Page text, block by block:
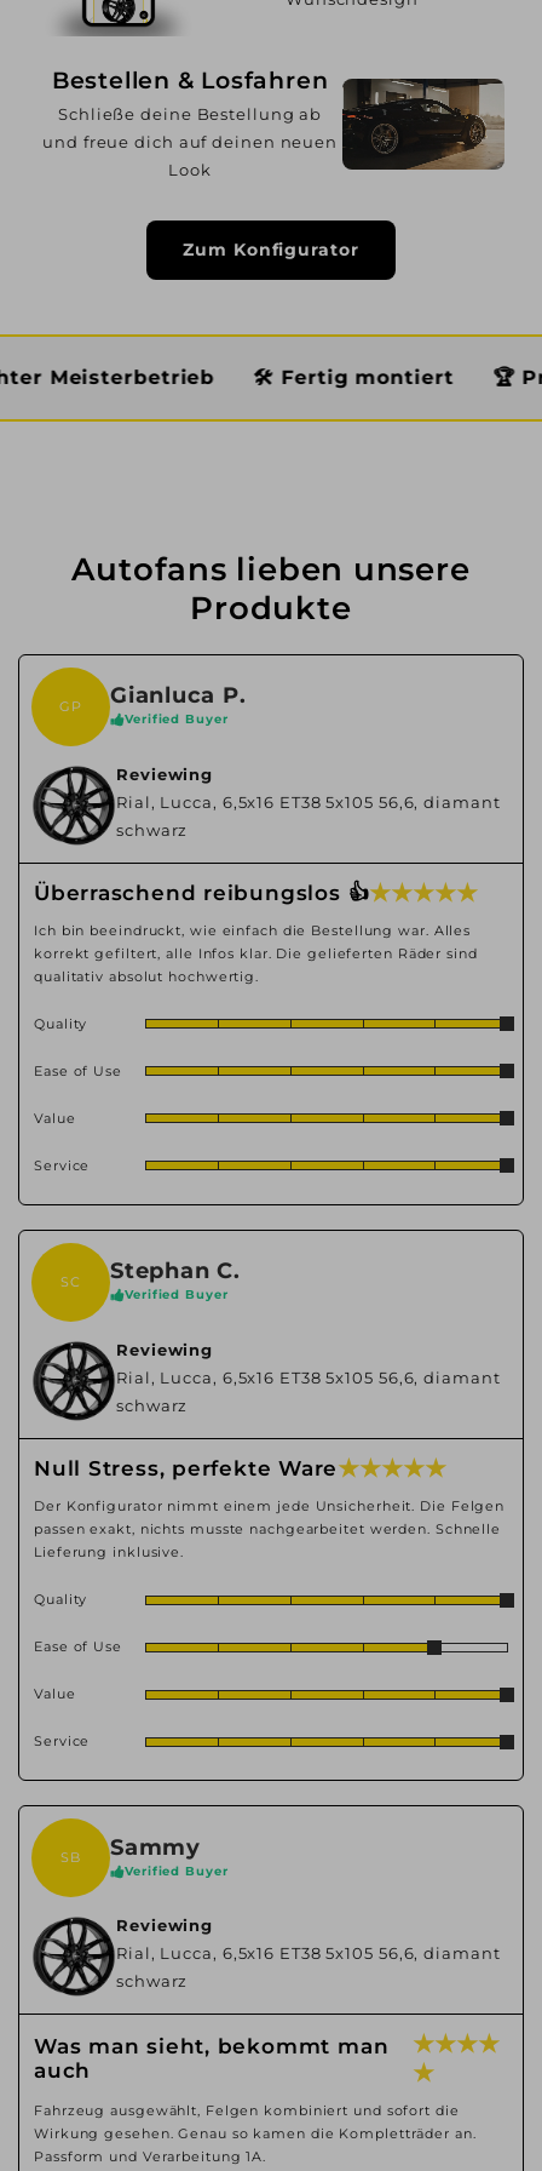
Bestellen & Losfahren
Schließe deine Bestellung ab
und freue dich auf deinen neuen
Look
Zum Konfigurator
🛠️ Fertig montiert 🏆 Premium
Autofans lieben unsere
Produkte
GP Gianluca P.
Verified Buyer
Reviewing
Rial, Lucca, 6,5x16 ET38 5x105 56,6, diamant
schwarz
Überraschend reibungslos 👍★ ★ ★ ★ ★
Ich bin beeindruckt, wie einfach die Bestellung war. Alles
korrekt gefiltert, alle Infos klar. Die gelieferten Räder sind
qualitativ absolut hochwertig.
Quality
Ease of Use
Value
Service
SC Stephan C.
Verified Buyer
Reviewing
Rial, Lucca, 6,5x16 ET38 5x105 56,6, diamant
schwarz
Null Stress, perfekte Ware★ ★ ★ ★ ★
Der Konfigurator nimmt einem jede Unsicherheit. Die Felgen
passen exakt, nichts musste nachgearbeitet werden. Schnelle
Lieferung inklusive.
Quality
Ease of Use
Value
Service
SB Sammy
Verified Buyer
Reviewing
Rial, Lucca, 6,5x16 ET38 5x105 56,6, diamant
schwarz
Was man sieht, bekommt man
auch
★ ★ ★ ★
★
Fahrzeug ausgewählt, Felgen kombiniert und sofort die
Wirkung gesehen. Genau so kamen die Kompletträder an.
Passform und Verarbeitung 1A.